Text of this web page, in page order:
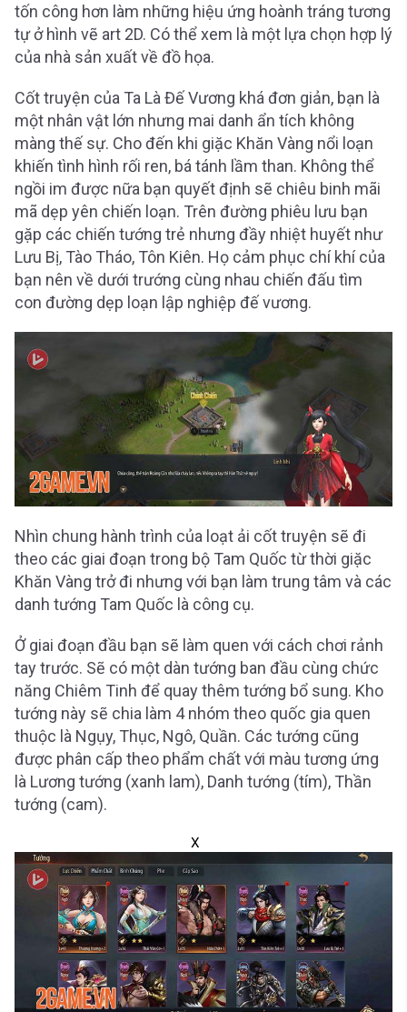
tốn công hơn làm những hiệu ứng hoành tráng tương
tự ở hình vẽ art 2D. Có thể xem là một lựa chọn hợp lý
của nhà sản xuất về đồ họa.
Cốt truyện của Ta Là Đế Vương khá đơn giản, bạn là
một nhân vật lớn nhưng mai danh ẩn tích không
màng thế sự. Cho đến khi giặc Khăn Vàng nổi loạn
khiến tình hình rối ren, bá tánh lầm than. Không thể
ngồi im được nữa bạn quyết định sẽ chiêu binh mãi
mã dẹp yên chiến loạn. Trên đường phiêu lưu bạn
gặp các chiến tướng trẻ nhưng đầy nhiệt huyết như
Lưu Bị, Tào Tháo, Tôn Kiên. Họ cảm phục chí khí của
bạn nên về dưới trướng cùng nhau chiến đấu tìm
con đường dẹp loạn lập nghiệp đế vương.
Nhìn chung hành trình của loạt ải cốt truyện sẽ đi
theo các giai đoạn trong bộ Tam Quốc từ thời giặc
Khăn Vàng trở đi nhưng với bạn làm trung tâm và các
danh tướng Tam Quốc là công cụ.
Ở giai đoạn đầu bạn sẽ làm quen với cách chơi rảnh
tay trước. Sẽ có một dàn tướng ban đầu cùng chức
năng Chiêm Tinh để quay thêm tướng bổ sung. Kho
tướng này sẽ chia làm 4 nhóm theo quốc gia quen
thuộc là Ngụy, Thục, Ngô, Quần. Các tướng cũng
được phân cấp theo phẩm chất với màu tương ứng
là Lương tướng (xanh lam), Danh tướng (tím), Thần
tướng (cam).
X